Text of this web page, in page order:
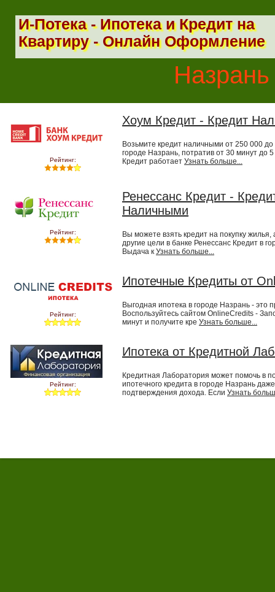
И-Потека - Ипотека и Кредит на
Квартиру - Онлайн Оформление
Рейтинг:
Хоум Кредит - Кредит
Возьмите кредит наличными от 250 000
городе Назрань, потратив от 30 минут до
Кредит работает Узнать больше...
Рейтинг:
Ренессанс Кредит -
Наличными
Вы можете взять кредит на покупку
другие цели в банке Ренессанс Кредит в
Выдача к Узнать больше...
Рейтинг:
Ипотечные Кредиты от
Выгодная ипотека в городе Назрань - это
Воспользуйтесь сайтом OnlineCredits -
минут и получите кре Узнать больше...
Рейтинг:
Ипотека от Кредитной
Кредитная Лаборатория может помочь в
ипотечного кредита в городе Назрань
подтверждения дохода. Если Узнать